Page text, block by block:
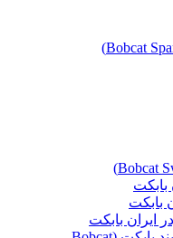
بابکت
بابکت
ایران بابکت